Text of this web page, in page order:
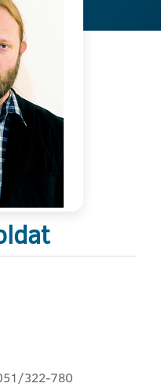
322-780